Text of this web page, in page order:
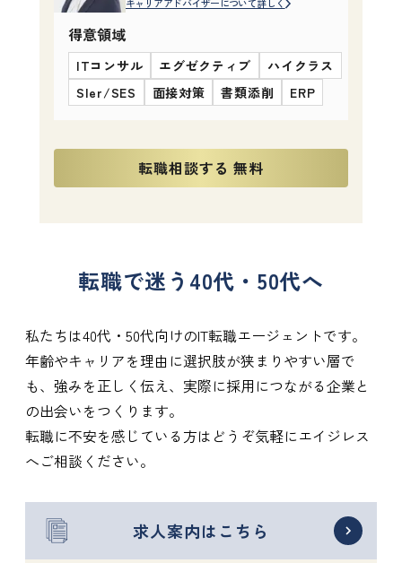
得意領域
ITコンサル エグゼクティブ
ハイクラス
SIer/SES
面接対策 書類添削 ERP
転職相談する 無料
転職で迷う40代・50代へ
私たちは40代・50代向けのIT転職エージェントです。
年齢やキャリアを理由に選択肢が狭まりやすい層で
も、強みを正しく伝え、実際に採用につながる企業と
の出会いをつくります。
転職に不安を感じている方はどうぞ気軽にエイジレス
へご相談ください。
求人案内はこちら